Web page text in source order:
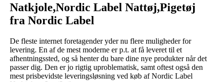
Natkjole,Nordic Label Nattøj,Pigetøj
fra Nordic Label
De fleste internet foretagender yder nu flere muligheder for
levering. En af de mest moderne er p.t. at få leveret til et
afhentningssted, og så henter du bare dine nye produkter når det
passer dig. Den er jo rigtig uproblematisk, samt oftest også den
mest prisbevidste leveringsløsning ved køb af Nordic Label